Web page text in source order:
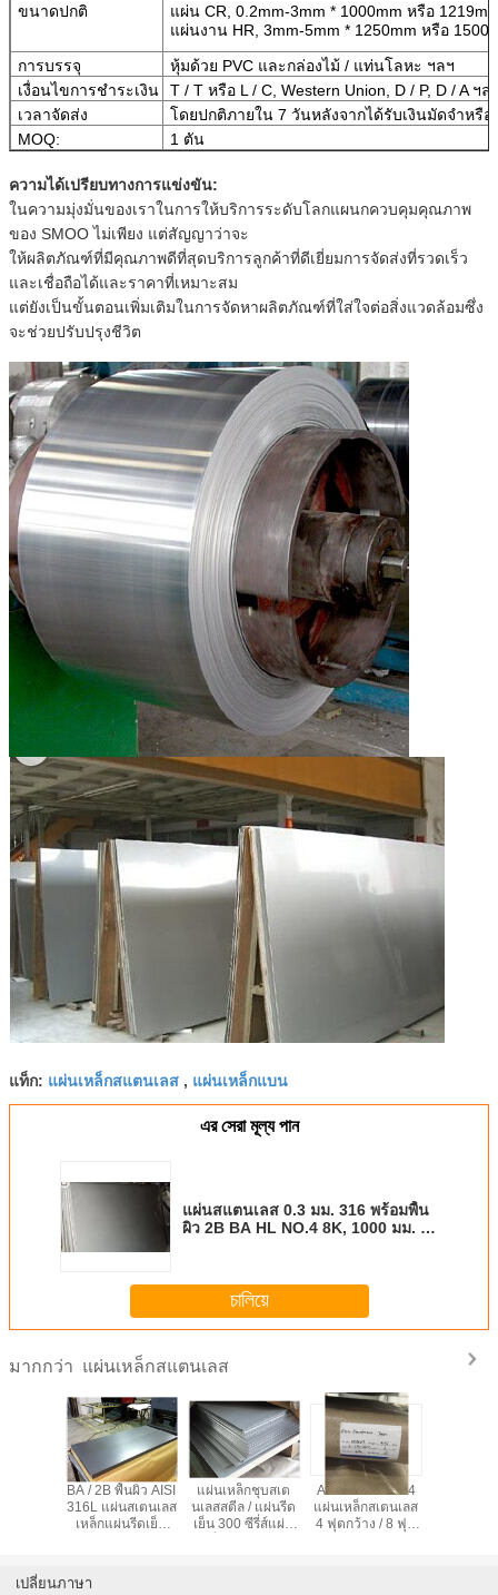
ขนาดปกติ
แผ่น CR, 0.2mm-3mm * 1000mm หรือ
แผ่นงาน HR, 3mm-5mm * 1250mm หรือ
การบรรจุ
หุ้มด้วย PVC และกล่องไม้ / แท่นโลหะ ฯลฯ
เงื่อนไขการชำระเงิน
T / T หรือ L / C, Western Union, D / P, D / A ฯล
เวลาจัดส่ง
โดยปกติภายใน 7 วันหลังจากได้รับเงินมัดจำหรื
MOQ:
1 ตัน
ความได้เปรียบทางการแข่งขัน:
ในความมุ่งมั่นของเราในการให้บริการระดับโลกแผนกควบคุมคุณภาพ
ของ SMOO ไม่เพียง แต่สัญญาว่าจะ
ให้ผลิตภัณฑ์ที่มีคุณภาพดีที่สุดบริการลูกค้าที่ดีเยี่ยมการจัดส่งที่รวดเร็ว
และเชื่อถือได้และราคาที่เหมาะสม
แต่ยังเป็นขั้นตอนเพิ่มเติมในการจัดหาผลิตภัณฑ์ที่ใส่ใจต่อสิ่งแวดล้อมซึ่ง
จะช่วยปรับปรุงชีวิต
แท็ก: แผ่นเหล็กสแตนเลส , แผ่นเหล็กแบน
এর সেরা মূল্য পান
แผ่นสแตนเลส 0.3 มม. 316 พร้อมพื้น
ผิว 2B BA HL NO.4 8K, 1000 มม. -
চালিয়ে
มากกว่า แผ่นเหล็กสแตนเลส
BA / 2B พื้นผิว AISI
316L แผ่นสเตนเลส
เหล็กแผ่นรีดเย็น
แผ่นเหล็กชุบสเต
นเลสสตีล / แผ่นรีด
เย็น 300 ซีรี่ส์แผ่น
ASTM A240 304
แผ่นเหล็กสเตนเลส
4 ฟุตกว้าง / 8 ฟุต
เปลี่ยนภาษา